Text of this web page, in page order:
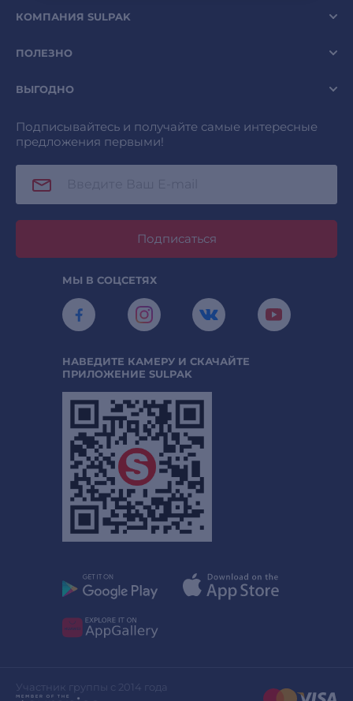
КОМПАНИЯ SULPAK
ПОЛЕЗНО
ВЫГОДНО
Подписывайтесь и получайте самые интересные
предложения первыми!
Подписаться
МЫ В СОЦСЕТЯХ
НАВЕДИТЕ КАМЕРУ И СКАЧАЙТЕ
ПРИЛОЖЕНИЕ SULPAK
Участник группы с 2014 года